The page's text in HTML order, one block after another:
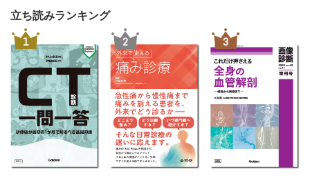
真菌性眼内炎をどのように疑い，どのように治療するか
集中治療医が知っておくべき眼科の知識
27. 固形がん患者の集中治療はどのようにすべきか？〈望月
俊明〉
総 論
がん患者におけるICU入室判断の考え方
固形がん患者の術後ICU管理
ICUで化学療法を行う際の注意点
固形がん患者におけるTLSの予防と治療
固形がん患者に対するステロイド投与
がん患者のICU退室後経過とICU転帰
立ち読みランキング
1 2 3